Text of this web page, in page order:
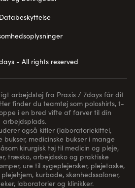
Databeskyttelse
- All rights reserved
arbejdstøj fra Praxis / 7days får dit
finder du teamtøj som poloshirts, t-
i en bred vifte af farver til din
arbejdsplads.
også kitler (laboratoriekittel,
bukser, medicinske bukser i mange
kirurgisk tøj til medicin og pleje,
træsko, arbejdssko og praktiske
, ure til sygeplejersker, plejetaske,
kurbade, skønhedssaloner,
laboratorier og klinikker.